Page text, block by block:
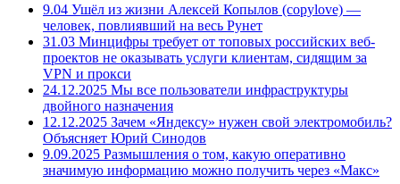
9.04 Ушёл из жизни Алексей Копылов (copylove) —
человек, повлиявший на весь Рунет
31.03 Минцифры требует от топовых российских веб-
проектов не оказывать услуги клиентам, сидящим за
VPN и прокси
24.12.2025 Мы все пользователи инфраструктуры
двойного назначения
12.12.2025 Зачем «Яндексу» нужен свой электромобиль?
Объясняет Юрий Синодов
9.09.2025 Размышления о том, какую оперативно
значимую информацию можно получить через «Макс»